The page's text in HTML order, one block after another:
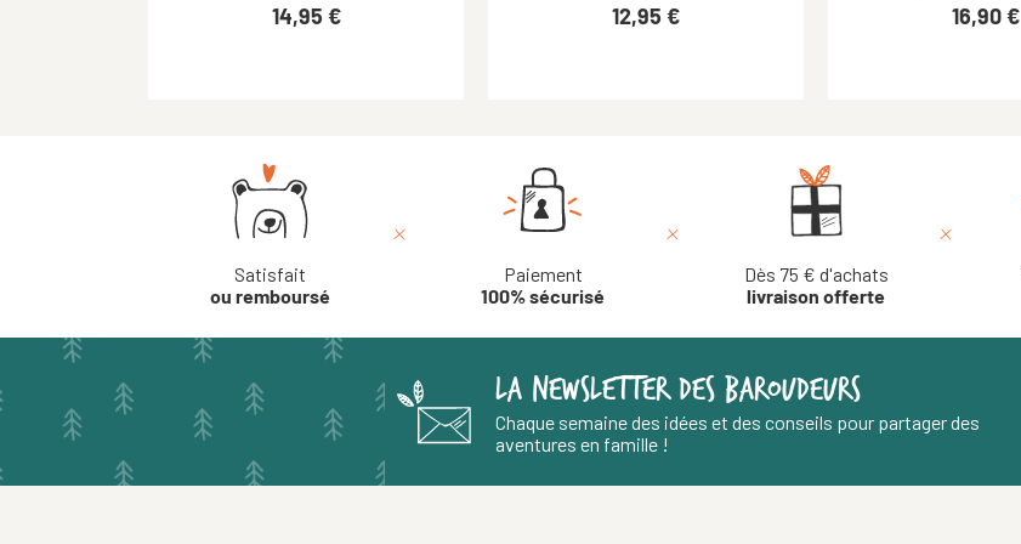
Perrine M.
2026/08/08
16,90 € 42,95 € 38,66 € 29,95 €
14,95 € 12,95 € 16,90 €
12,95 € 16,90 €
Satisfait
ou remboursé
Paiement
100% sécurisé
Dès 75 € d'achats
livraison offerte
LA NEWSLETTER DES BAROUDEURS
Chaque semaine des idées et des conseils pour partager des
aventures en famille !